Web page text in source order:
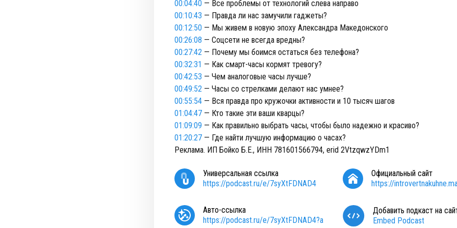
00:04:40 — Все проблемы от технологий слева направо
00:10:43 — Правда ли нас замучили гаджеты?
00:12:50 — Мы живем в новую эпоху Александра Македонского
00:26:08 — Соцсети не всегда вредны?
00:27:42 — Почему мы боимся остаться без телефона?
00:32:31 — Как смарт-часы кормят тревогу?
00:42:53 — Чем аналоговые часы лучше?
00:49:52 — Часы со стрелками делают нас умнее?
00:55:54 — Вся правда про кружочки активности и 10 тысяч шагов
01:04:47 — Кто такие эти ваши кварцы?
01:09:09 — Как правильно выбрать часы, чтобы было надежно и красиво?
01:20:27 — Где найти лучшую информацию о часах?
Реклама. ИП Бойко Б.Е., ИНН 781601566794, erid 2VtzqwzYDm1
Универсальная ссылка
https://podcast.ru/e/7syXtFDNAD4
Официальный сайт
https://
Авто-ссылка
https://podcast.ru/e/7syXtFDNAD4?a
Добавить подкаст на
Embed Podcast